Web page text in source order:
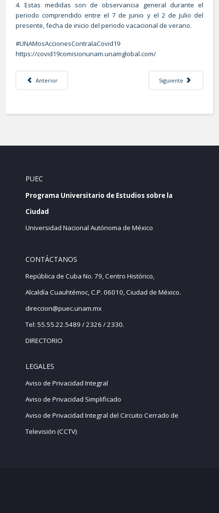
4. Estas medidas son de observancia general durante el
periodo comprendido entre el 7 de junio y el 2 de julio del
presente, fecha de inicio del periodo vacacional de verano.
#UNAMosAccionesContralaCovid19
https://covid19comisionunam.unamglobal.com/
Artículo anterior: LLAMA EL RECTOR DE LA UNAM AL ALUMNADO A
Anterior Artículo siguiente:
Siguiente
PUEC
Programa Universitario de Estudios sobre la
Ciudad
Universidad Nacional Autónoma de México
CONTÁCTANOS
República de Cuba No. 79, Centro Histórico,
Alcaldía Cuauhtémoc, C.P. 06010, Ciudad de México.
direccion@puec.unam.mx
Tel: 55.55.22.5489 / 2326 / 2330.
DIRECTORIO
LEGALES
Aviso de Privacidad Integral
Aviso de Privacidad Simplificado
Aviso de Privacidad Integral del Circuito Cerrado de
Televisión (CCTV)